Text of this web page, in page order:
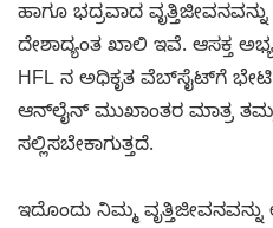
ಹಾಗೂ ಭದ್ರವಾದ
ದೇಶಾದ್ಯಂತ ಖಾಲಿ ಇವೆ. ಆಸಕ್ತ
HFL ನ ಅಧಿಕೃತ ವೆಬ್‌ಸೈಟ್‌ಗೆ
ಆನ್‌ಲೈನ್ ಮುಖಾಂತರ ಮಾತ್ರ
ಸಲ್ಲಿಸಬೇಕಾಗುತ್ತದೆ.
ಇದೊಂದು ನಿಮ್ಮ